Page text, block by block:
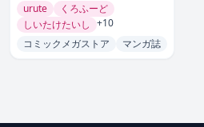
urute
くろふーど
しいたけたいし +10
コミックメガストア
マンガ誌